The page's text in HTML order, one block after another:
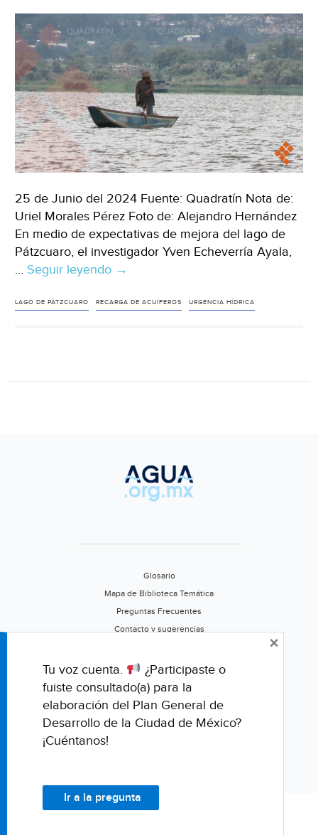
25 de Junio del 2024 Fuente: Quadratín Nota de:
Uriel Morales Pérez Foto de: Alejandro Hernández
En medio de expectativas de mejora del lago de
Pátzcuaro, el investigador Yven Echeverría Ayala,
… Seguir leyendo Michoacán
Urge
(Quadratín)
→
LAGO DE PÁTZCUARO RECARGA DE ACUÍFEROS URGENCIA HÍDRICA
Glosario
Mapa de Biblioteca Temática
Preguntas Frecuentes
Contacto y sugerencias
Califica este portal
Tu voz cuenta.
¿Participaste o
fuiste consultado(a) para la
elaboración del Plan General de
Desarrollo de la Ciudad de México?
¡Cuéntanos!
Ir a la pregunta
×